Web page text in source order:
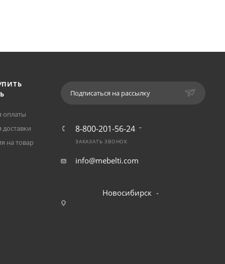
оплаты
доставки
на товар
Подписаться на рассылку
8-800-201-56-24
ЗАКАЗАТЬ ЗВОНОК
info@mebelti.com
Новосибирск